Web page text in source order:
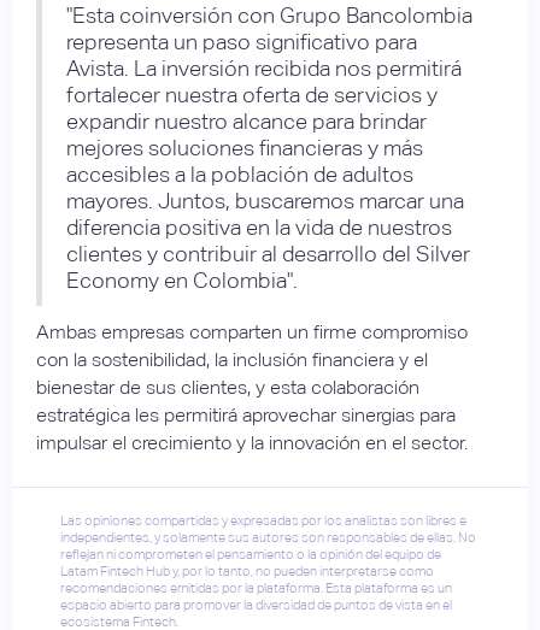
"Esta coinversión con Grupo Bancolombia
representa un paso significativo para
Avista. La inversión recibida nos permitirá
fortalecer nuestra oferta de servicios y
expandir nuestro alcance para brindar
mejores soluciones financieras y más
accesibles a la población de adultos
mayores. Juntos, buscaremos marcar una
diferencia positiva en la vida de nuestros
clientes y contribuir al desarrollo del Silver
Economy en Colombia".
Ambas empresas comparten un firme compromiso
con la sostenibilidad, la inclusión financiera y el
bienestar de sus clientes, y esta colaboración
estratégica les permitirá aprovechar sinergias para
impulsar el crecimiento y la innovación en el sector.
Las opiniones compartidas y expresadas por los analistas son libres e
independientes, y solamente sus autores son responsables de ellas. No
reflejan ni comprometen el pensamiento o la opinión del equipo de
Latam Fintech Hub y, por lo tanto, no pueden interpretarse como
recomendaciones emitidas por la plataforma. Esta plataforma es un
espacio abierto para promover la diversidad de puntos de vista en el
ecosistema Fintech.